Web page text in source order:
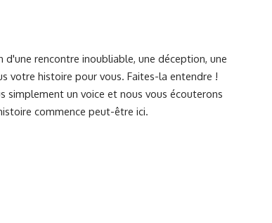
d'une rencontre inoubliable, une déception, une
votre histoire pour vous. Faites-la entendre !
simplement un voice et nous vous écouterons
commence peut-être ici.